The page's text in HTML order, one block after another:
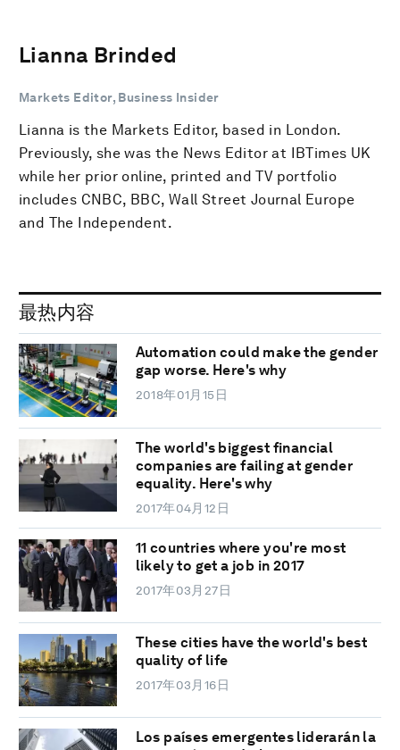
Lianna Brinded
Markets Editor, Business Insider
Lianna is the Markets Editor, based in London.
Previously, she was the News Editor at IBTimes UK
while her prior online, printed and TV portfolio
includes CNBC, BBC, Wall Street Journal Europe
and The Independent.
最热内容
Automation could make the gender
gap worse. Here's why
2018年01月15日
The world's biggest financial
companies are failing at gender
equality. Here's why
2017年04月12日
11 countries where you're most
likely to get a job in 2017
2017年03月27日
These cities have the world's best
quality of life
2017年03月16日
Los países emergentes liderarán la